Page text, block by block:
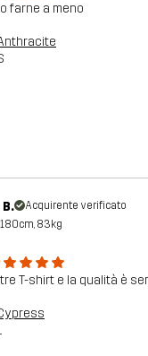
farne a meno
Acquirente verificato
180cm, 83kg
T-shirt e la qualità è